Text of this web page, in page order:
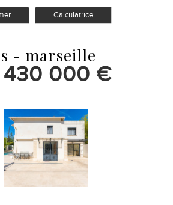
Calculatrice
- marseille
430 000 €